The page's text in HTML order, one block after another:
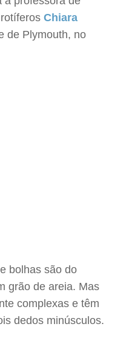
Chiara
de Plymouth, no
bolhas são do
grão de areia. Mas
complexas e têm
dedos minúsculos.